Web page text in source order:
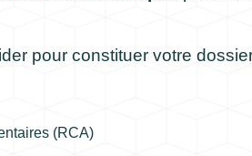
pour constituer votre
(RCA)